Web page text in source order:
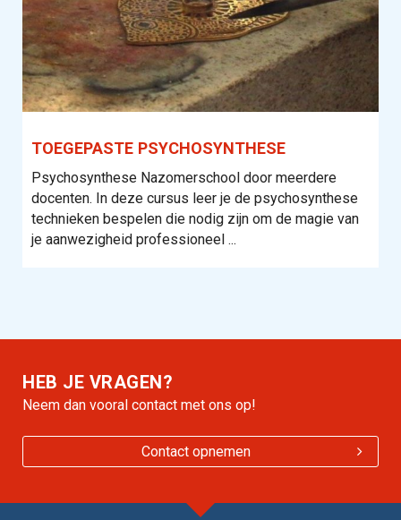
TOEGEPASTE PSYCHOSYNTHESE
Psychosynthese Nazomerschool door meerdere
docenten. In deze cursus leer je de psychosynthese
technieken bespelen die nodig zijn om de magie van
je aanwezigheid professioneel ...
HEB JE VRAGEN?
Neem dan vooral contact met ons op!
Contact opnemen